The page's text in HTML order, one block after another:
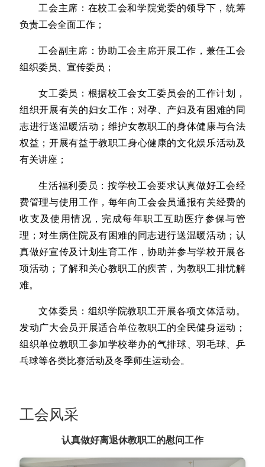
工会主席：在校工会和学院党委的领导下，统筹
负责工会全面工作；
工会副主席：协助工会主席开展工作，兼任工会
组织委员、宣传委员；
女工委员：根据校工会女工委员会的工作计划，
组织开展有关的妇女工作；对孕、产妇及有困难的同
志进行送温暖活动；维护女教职工的身体健康与合法
权益；开展有益于教职工身心健康的文化娱乐活动及
有关讲座；
生活福利委员：按学校工会要求认真做好工会经
费管理与使用工作，每年向工会会员通报有关经费的
收支及使用情况，完成每年职工互助医疗参保与管
理；对生病住院及有困难的同志进行送温暖活动；认
真做好宣传及计划生育工作，协助并参与学校开展各
项活动；了解和关心教职工的疾苦，为教职工排忧解
难。
文体委员：组织学院教职工开展各项文体活动。
发动广大会员开展适合单位教职工的全民健身运动；
组织单位教职工参加学校举办的气排球、羽毛球、乒
乓球等各类比赛活动及冬季师生运动会。
工会风采
认真做好离退休教职工的慰问工作